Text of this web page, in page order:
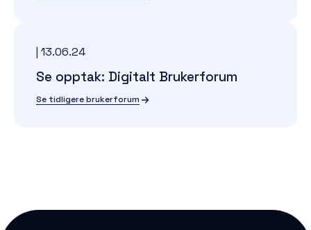
| 13.06.24
Se opptak: Digitalt Brukerforum
Se tidligere brukerforum